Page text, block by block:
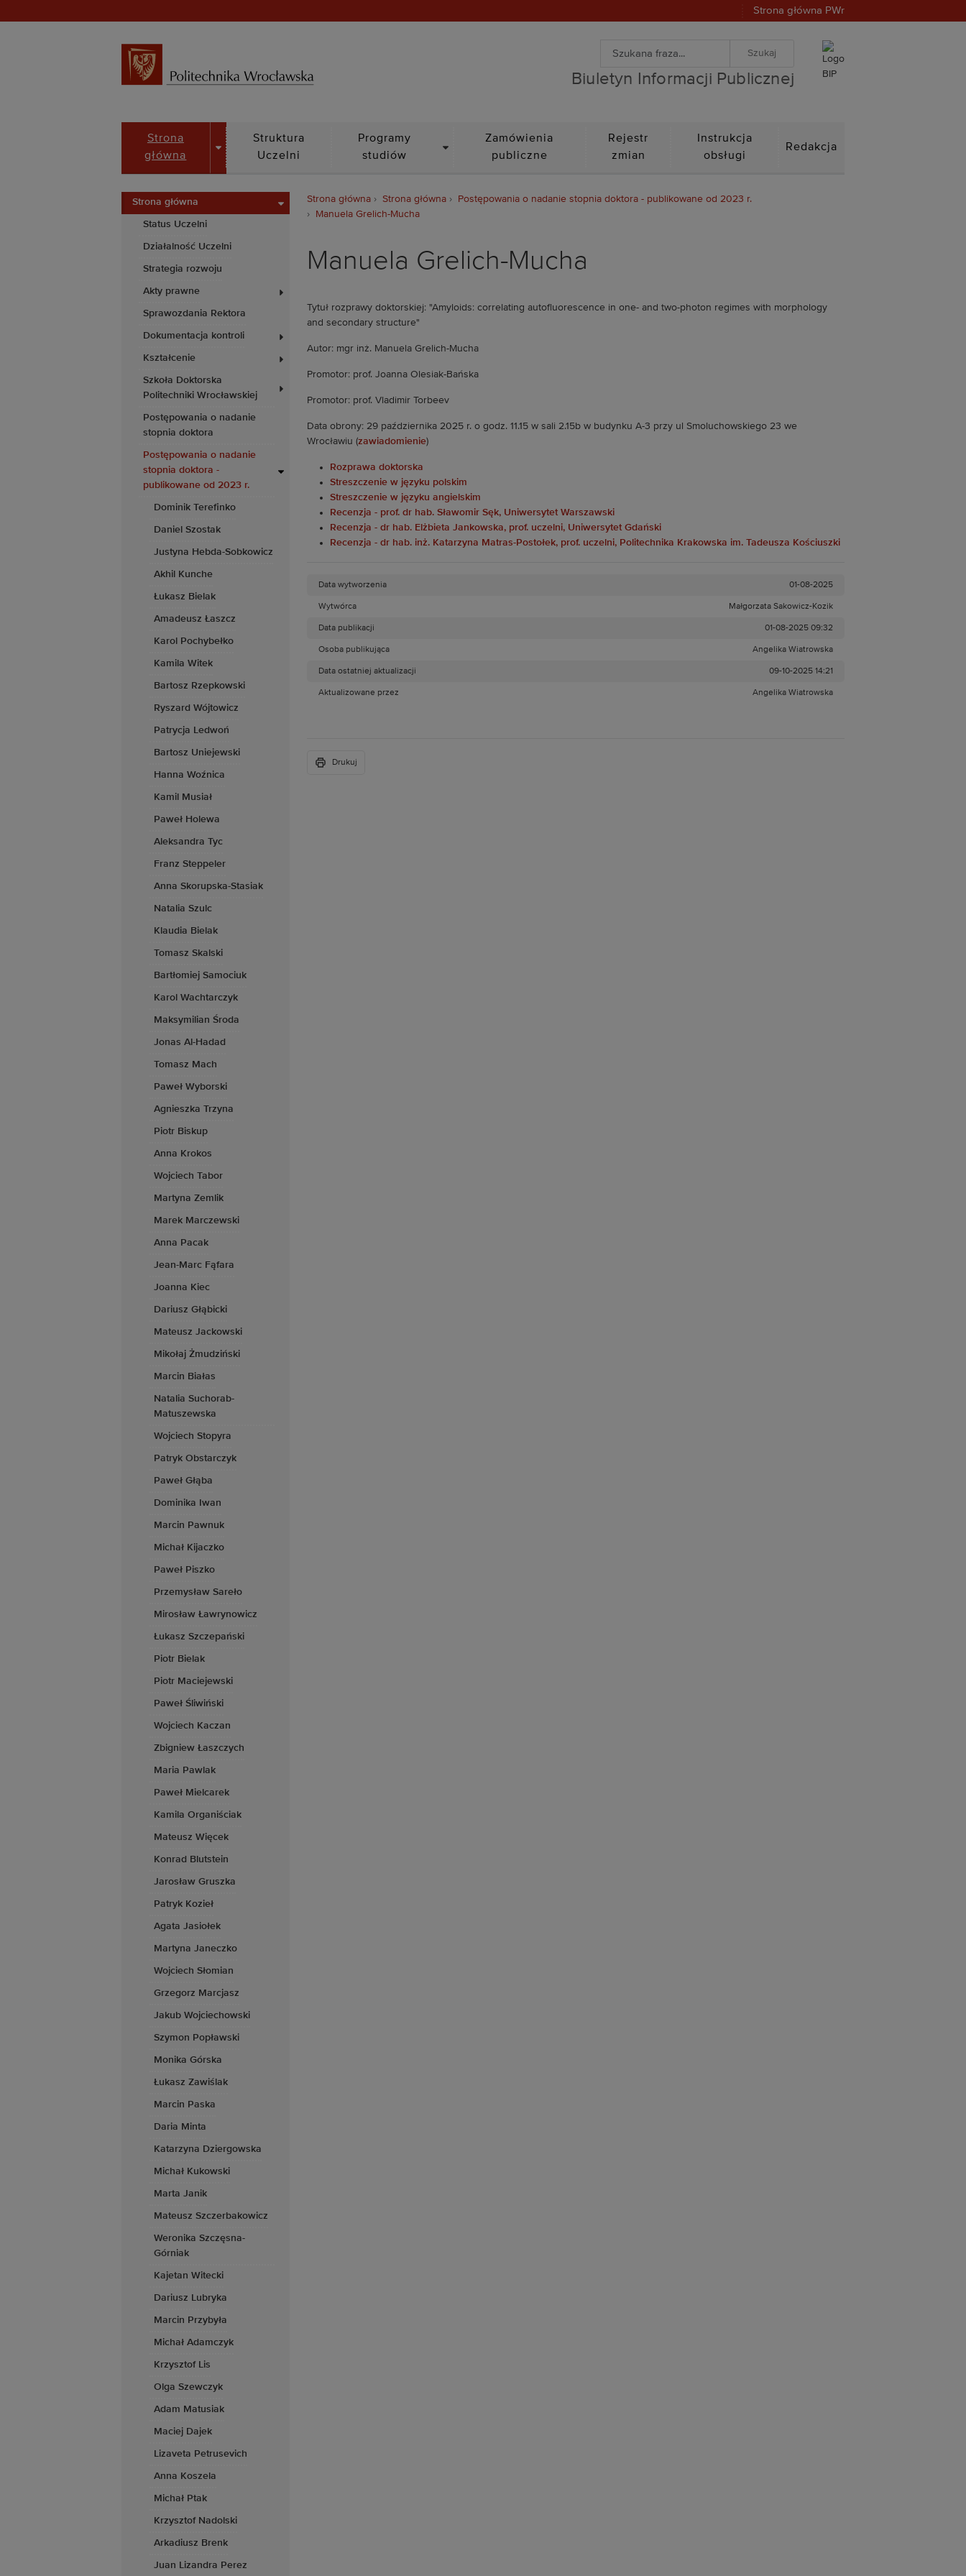
Strona główna PWr
Biuletyn Informacji Publicznej
Wyszukiwarka
Wyszukiwanie zaawansowane
Biuletyn Informacji Publicznej
Strona
główna
DROPDOWN
Struktura
Uczelni
Programy
studiów
Zamówienia
publiczne
Rejestr
zmian
Instrukcja
obsługi
Redakcja
Strona główna
Status Uczelni
Działalność Uczelni
Strategia rozwoju
Akty prawne
Sprawozdania Rektora
Dokumentacja kontroli
Kształcenie
Szkoła Doktorska
Politechniki Wrocławskiej
Postępowania o nadanie
stopnia doktora
Postępowania o nadanie
stopnia doktora -
publikowane od 2023 r.
Dominik Terefinko
Daniel Szostak
Justyna Hebda-Sobkowicz
Akhil Kunche
Łukasz Bielak
Amadeusz Łaszcz
Karol Pochybełko
Kamila Witek
Bartosz Rzepkowski
Ryszard Wójtowicz
Patrycja Ledwoń
Bartosz Uniejewski
Hanna Woźnica
Kamil Musiał
Paweł Holewa
Aleksandra Tyc
Franz Steppeler
Anna Skorupska-Stasiak
Natalia Szulc
Klaudia Bielak
Tomasz Skalski
Bartłomiej Samociuk
Karol Wachtarczyk
Maksymilian Środa
Jonas Al-Hadad
Tomasz Mach
Paweł Wyborski
Agnieszka Trzyna
Piotr Biskup
Anna Krokos
Wojciech Tabor
Martyna Zemlik
Marek Marczewski
Anna Pacak
Jean-Marc Fąfara
Joanna Kiec
Dariusz Głąbicki
Mateusz Jackowski
Mikołaj Żmudziński
Marcin Białas
Natalia Suchorab-
Matuszewska
Wojciech Stopyra
Patryk Obstarczyk
Paweł Głąba
Dominika Iwan
Marcin Pawnuk
Michał Kijaczko
Paweł Piszko
Przemysław Sareło
Mirosław Ławrynowicz
Łukasz Szczepański
Piotr Bielak
Piotr Maciejewski
Paweł Śliwiński
Wojciech Kaczan
Zbigniew Łaszczych
Maria Pawlak
Paweł Mielcarek
Kamila Organiściak
Mateusz Więcek
Konrad Blutstein
Jarosław Gruszka
Patryk Kozieł
Agata Jasiołek
Martyna Janeczko
Wojciech Słomian
Grzegorz Marcjasz
Jakub Wojciechowski
Szymon Popławski
Monika Górska
Łukasz Zawiślak
Marcin Paska
Daria Minta
Katarzyna Dziergowska
Michał Kukowski
Marta Janik
Mateusz Szczerbakowicz
Weronika Szczęsna-
Górniak
Kajetan Witecki
Dariusz Lubryka
Marcin Przybyła
Michał Adamczyk
Krzysztof Lis
Olga Szewczyk
Adam Matusiak
Maciej Dajek
Lizaveta Petrusevich
Anna Koszela
Michał Ptak
Krzysztof Nadolski
Arkadiusz Brenk
Juan Lizandra Perez
Strona główna Strona główna
Postępowania o nadanie stopnia doktora - publikowane od 2023 r.
Manuela Grelich-Mucha
Manuela Grelich-Mucha
Tytuł rozprawy doktorskiej: "Amyloids: correlating autofluorescence in one- and two-photon regimes with morphology
and secondary structure"
Autor: mgr inż. Manuela Grelich-Mucha
Promotor: prof. Joanna Olesiak-Bańska
Promotor: prof. Vladimir Torbeev
Data obrony: 29 października 2025 r. o godz. 11.15 w sali 2.15b w budynku A-3 przy ul Smoluchowskiego 23 we
Wrocławiu (zawiadomienie)
Rozprawa doktorska
Streszczenie w języku polskim
Streszczenie w języku angielskim
Recenzja - prof. dr hab. Sławomir Sęk, Uniwersytet Warszawski
Recenzja - dr hab. Elżbieta Jankowska, prof. uczelni, Uniwersytet Gdański
Recenzja - dr hab. inż. Katarzyna Matras-Postołek, prof. uczelni, Politechnika Krakowska im. Tadeusza Kościuszki
Data wytworzenia 01-08-2025
Wytwórca Małgorzata Sakowicz-Kozik
Data publikacji 01-08-2025 09:32
Osoba publikująca Angelika Wiatrowska
Data ostatniej aktualizacji 09-10-2025 14:21
Aktualizowane przez Angelika Wiatrowska
Drukuj